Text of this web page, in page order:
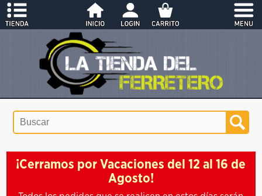
¡Cerramos por Vacaciones del 12 al 16 de
Agosto!